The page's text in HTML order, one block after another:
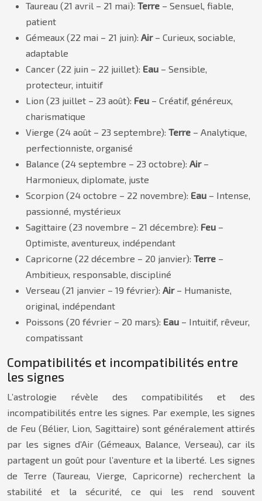
Taureau (21 avril – 21 mai): Terre – Sensuel, fiable,
patient
Gémeaux (22 mai – 21 juin): Air – Curieux, sociable,
adaptable
Cancer (22 juin – 22 juillet): Eau – Sensible,
protecteur, intuitif
Lion (23 juillet – 23 août): Feu – Créatif, généreux,
charismatique
Vierge (24 août – 23 septembre): Terre – Analytique,
perfectionniste, organisé
Balance (24 septembre – 23 octobre): Air –
Harmonieux, diplomate, juste
Scorpion (24 octobre – 22 novembre): Eau – Intense,
passionné, mystérieux
Sagittaire (23 novembre – 21 décembre): Feu –
Optimiste, aventureux, indépendant
Capricorne (22 décembre – 20 janvier): Terre –
Ambitieux, responsable, discipliné
Verseau (21 janvier – 19 février): Air – Humaniste,
original, indépendant
Poissons (20 février – 20 mars): Eau – Intuitif, rêveur,
compatissant
Compatibilités et incompatibilités entre
les signes
L’astrologie révèle des compatibilités et des
incompatibilités entre les signes. Par exemple, les signes
de Feu (Bélier, Lion, Sagittaire) sont généralement attirés
par les signes d’Air (Gémeaux, Balance, Verseau), car ils
partagent un goût pour l’aventure et la liberté. Les signes
de Terre (Taureau, Vierge, Capricorne) recherchent la
stabilité et la sécurité, ce qui les rend souvent